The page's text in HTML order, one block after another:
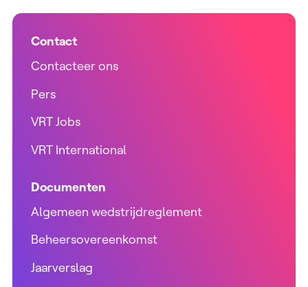
Contact
Contacteer ons
Pers
VRT Jobs
VRT International
Documenten
Algemeen wedstrijdreglement
Beheersovereenkomst
Jaarverslag